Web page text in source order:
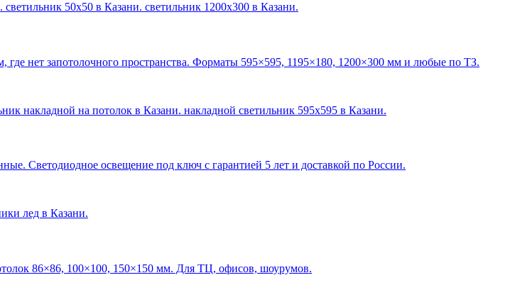
светильник 50х50 в Казани. светильник 1200х300 в Казани.
нет запотолочного пространства. Форматы 595×595, 1195×180, 1200×300 мм и любые по ТЗ.
накладной на потолок в Казани. накладной светильник 595х595 в Казани.
Светодиодное освещение под ключ с гарантией 5 лет и доставкой по России.
лед в Казани.
86×86, 100×100, 150×150 мм. Для ТЦ, офисов, шоурумов.